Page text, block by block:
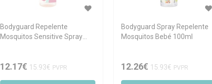
Bodyguard Repelente
Mosquitos Sensitive Spray
12.17€ 15.93€ PVPR
Bodyguard Spray Repelente
Mosquitos Bebé 100ml
12.26€ 15.93€ PVPR